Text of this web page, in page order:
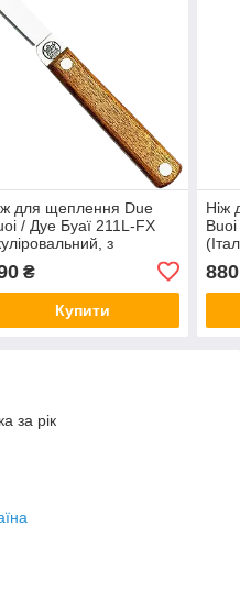
для щеплення Due
/ Дуе Буаї 211L-FX
з
лезом (Італія)
₴
Купити
Ніж
880
за рік